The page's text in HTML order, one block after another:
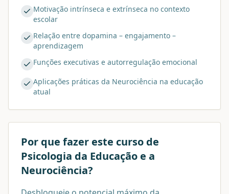
Motivação intrínseca e extrínseca no contexto
escolar
Relação entre dopamina – engajamento –
aprendizagem
Funções executivas e autorregulação emocional
Aplicações práticas da Neurociência na educação
atual
Por que fazer este curso de
Psicologia da Educação e a
Neurociência?